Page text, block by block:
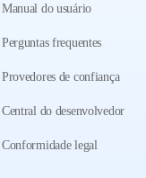
Manual do usuário
Perguntas frequentes
Provedores de confiança
Central do desenvolvedor
Conformidade legal